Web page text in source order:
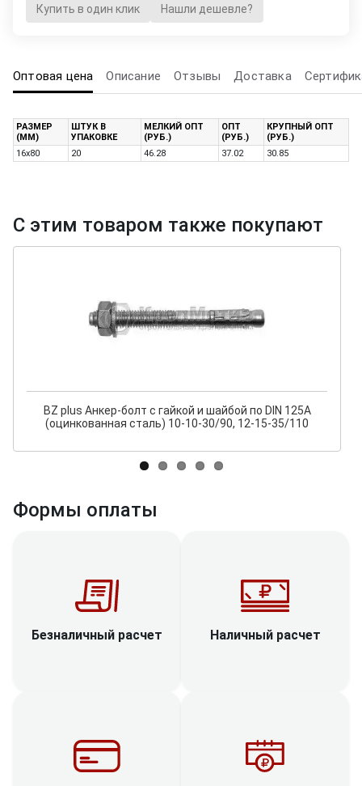
Купить в один клик Нашли дешевле?
Оптовая цена Описание Отзывы Доставка
РАЗМЕР
(ММ)
ШТУК В
УПАКОВКЕ
МЕЛКИЙ ОПТ
(РУБ.)
ОПТ
(РУБ.)
КРУПНЫЙ ОПТ
(РУБ.)
16х80
20 46.28 37.02 30.85
С этим товаром также покупают
BZ plus Анкер-болт с гайкой и шайбой по DIN 125A
(оцинкованная сталь) 10-10-30/90, 12-15-35/110
Формы оплаты
Безналичный расчет Наличный расчет